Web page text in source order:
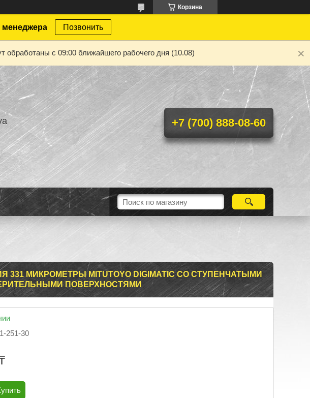
Корзина
менеджера Позвонить
с 09:00 ближайшего рабочего дня (10.08)
+7 (700) 888-08-60
331 МИКРОМЕТРЫ MITUTOYO DIGIMATIC СО СТУПЕНЧАТЫМИ
ПОВЕРХНОСТЯМИ
251-30